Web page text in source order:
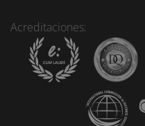
Acreditaciones: